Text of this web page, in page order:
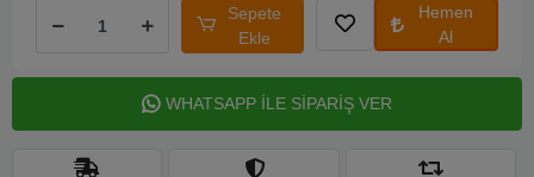
Sepete
Ekle
Hemen
Al
WHATSAPP İLE SİPARİŞ VER